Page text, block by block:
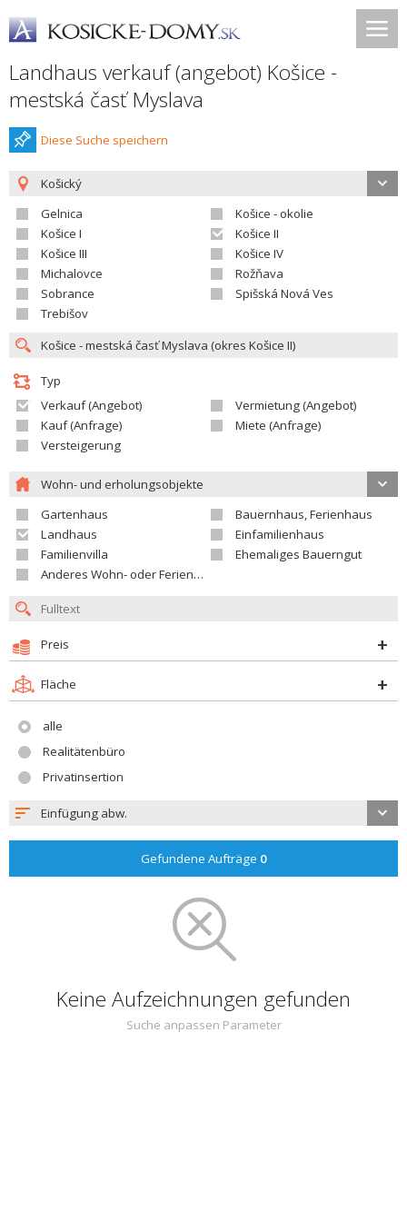
Landhaus verkauf (angebot) Košice -
mestská časť Myslava
Diese Suche speichern
Košický
Gelnica
Košice - okolie
Košice I
Košice II
Košice III
Košice IV
Michalovce
Rožňava
Sobrance
Spišská Nová Ves
Trebišov
Typ
Verkauf (Angebot)
Vermietung (Angebot)
Kauf (Anfrage)
Miete (Anfrage)
Versteigerung
Wohn- und erholungsobjekte
Gartenhaus
Bauernhaus, Ferienhaus
Landhaus
Einfamilienhaus
Familienvilla
Ehemaliges Bauerngut
Anderes Wohn- oder Ferienobjekt
Preis
Fläche
alle
Realitätenbüro
Privatinsertion
Einfügung abw.
Gefundene Aufträge 0
Keine Aufzeichnungen gefunden
Suche anpassen Parameter